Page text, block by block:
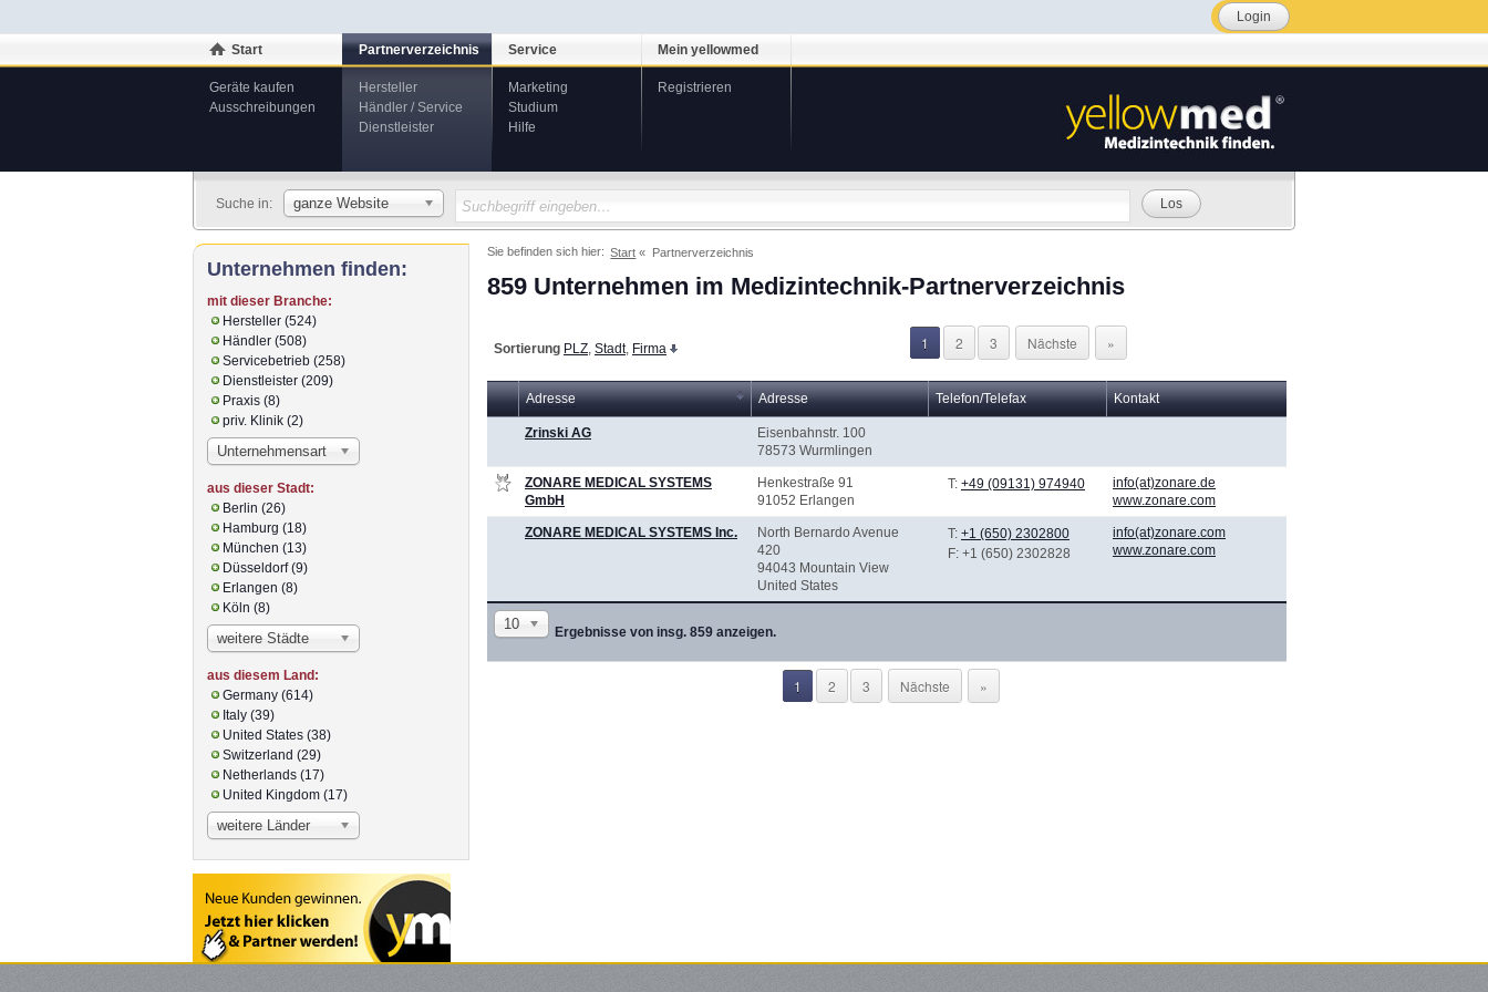
Login
Start
Geräte kaufen
Ausschreibungen
Partnerverzeichnis
Hersteller
Händler / Service
Dienstleister
Service
Marketing
Studium
Hilfe
Mein yellowmed
Registrieren
Suche in: ganze Website Los
Sie befinden sich hier: Start Partnerverzeichnis
859 Unternehmen im Medizintechnik-Partnerverzeichnis
Sortierung PLZ Stadt, Firma 1 2 3 Nächste »
Adresse Adresse Telefon/Telefax Kontakt
10 Ergebnisse von insg. 859 anzeigen.
Zrinski AG
Eisenbahnstr. 100
78573 Wurmlingen
ZONARE MEDICAL SYSTEMS
GmbH
Henkestraße 91
91052 Erlangen
T: +49 (09131) 974940
info(at)zonare.de
www.zonare.com
ZONARE MEDICAL SYSTEMS Inc.
North Bernardo Avenue
420
94043 Mountain View
United States
T: +1 (650) 2302800
F: +1 (650) 2302828
info(at)zonare.com
www.zonare.com
1 2 3 Nächste »
Unternehmen finden:
mit dieser Branche:
Hersteller (524)
Händler (508)
Servicebetrieb (258)
Dienstleister (209)
Praxis (8)
priv. Klinik (2)
Unternehmensart
aus dieser Stadt:
Berlin (26)
Hamburg (18)
München (13)
Düsseldorf (9)
Erlangen (8)
Köln (8)
weitere Städte
aus diesem Land:
Germany (614)
Italy (39)
United States (38)
Switzerland (29)
Netherlands (17)
United Kingdom (17)
weitere Länder